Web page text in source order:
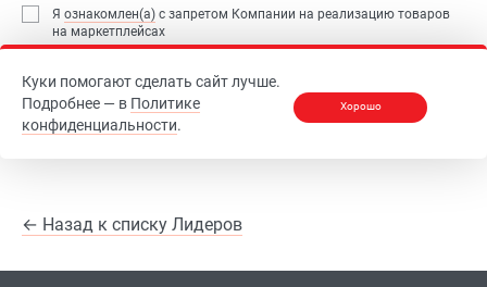
Я ознакомлен(а) с запретом Компании на реализацию товаров
на маркетплейсах
Зарегистрироваться
← Назад к списку Лидеров
Куки помогают сделать сайт лучше.
Подробнее — в Политике
конфиденциальности.
Хорошо